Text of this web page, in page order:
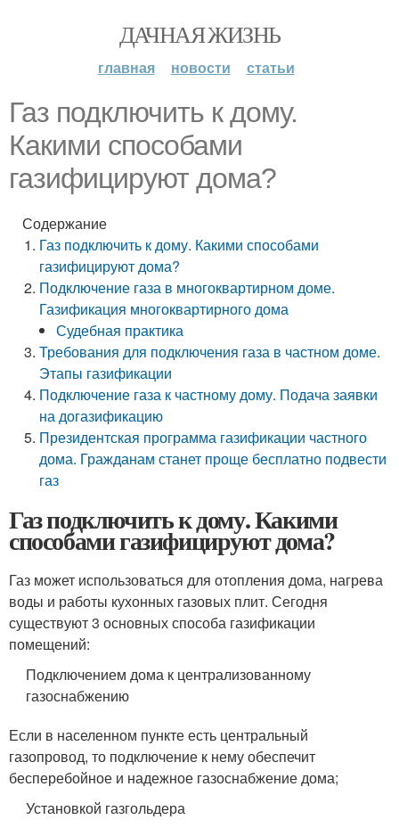
ДАЧНАЯ ЖИЗНЬ
главная новости статьи
Газ подключить к дому.
Какими способами
газифицируют дома?
Содержание
Газ подключить к дому. Какими способами
газифицируют дома?
Подключение газа в многоквартирном доме.
Газификация многоквартирного дома
Судебная практика
Требования для подключения газа в частном доме.
Этапы газификации
Подключение газа к частному дому. Подача заявки
на догазификацию
Президентская программа газификации частного
дома. Гражданам станет проще бесплатно подвести
газ
Газ подключить к дому. Какими
способами газифицируют дома?
Газ может использоваться для отопления дома, нагрева
воды и работы кухонных газовых плит. Сегодня
существуют 3 основных способа газификации
помещений:
Подключением дома к централизованному
газоснабжению
Если в населенном пункте есть центральный
газопровод, то подключение к нему обеспечит
бесперебойное и надежное газоснабжение дома;
Установкой газгольдера